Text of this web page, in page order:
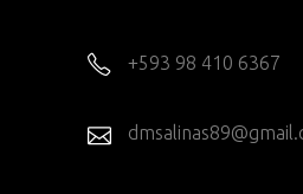
+593 98 410 6367